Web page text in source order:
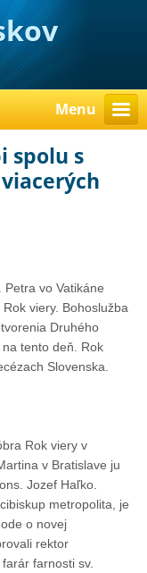
Menu
spolu s
vo Vatikáne
viery. Bohoslužba
Druhého
tento deň. Rok
Slovenska.
Rok viery v
v Bratislave ju
Jozef Haľko.
metropolita, je
o novej
rektor
farnosti sv.